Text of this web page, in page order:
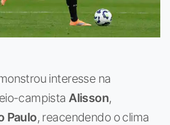
interesse na
campistaAlisson,
Paulo, reacendendo o clima